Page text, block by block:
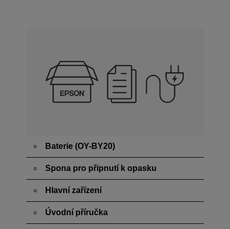
Baterie (OY-BY20)
Spona pro připnutí k opasku
Hlavní zařízení
Úvodní příručka